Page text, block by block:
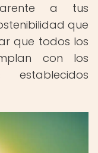
a tus
que
que todos los
con los
establecidos